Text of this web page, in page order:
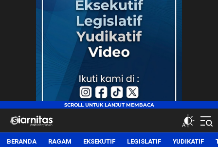
siarnitas
Jernih Menyiarkan
BERANDA RAGAM EKSEKUTIF LEGISLATIF YUDIKATIF